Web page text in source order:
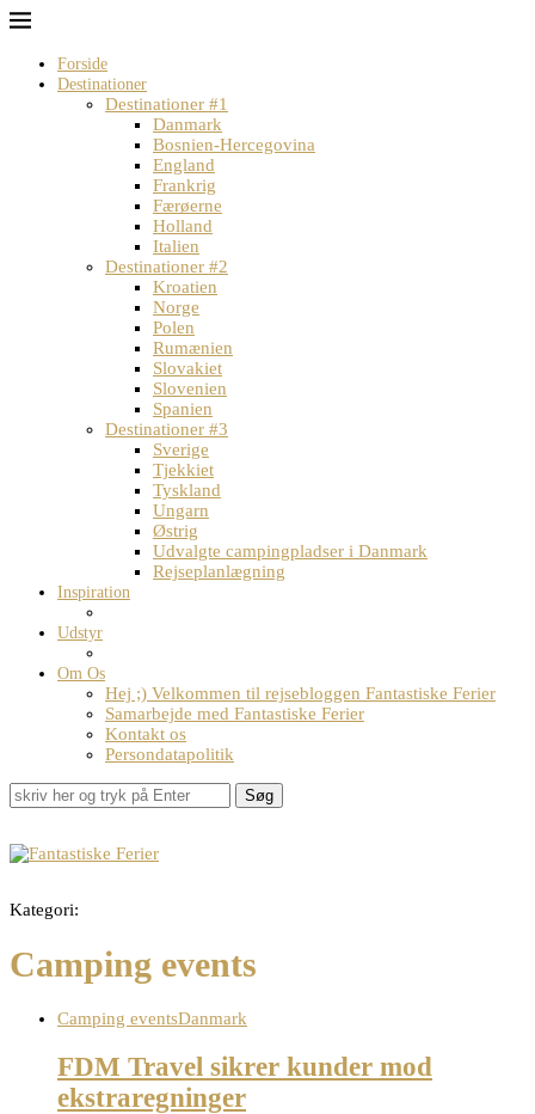
Forside
Destinationer
Destinationer #1
Danmark
Bosnien-Hercegovina
England
Frankrig
Færøerne
Holland
Italien
Destinationer #2
Kroatien
Norge
Polen
Rumænien
Slovakiet
Slovenien
Spanien
Destinationer #3
Sverige
Tjekkiet
Tyskland
Ungarn
Østrig
Udvalgte campingpladser i Danmark
Rejseplanlægning
Inspiration
Udstyr
Om Os
Hej ;) Velkommen til rejsebloggen Fantastiske Ferier
Samarbejde med Fantastiske Ferier
Kontakt os
Persondatapolitik
Søg
Kategori:
Camping events
Camping eventsDanmark
FDM Travel sikrer kunder mod
ekstraregninger